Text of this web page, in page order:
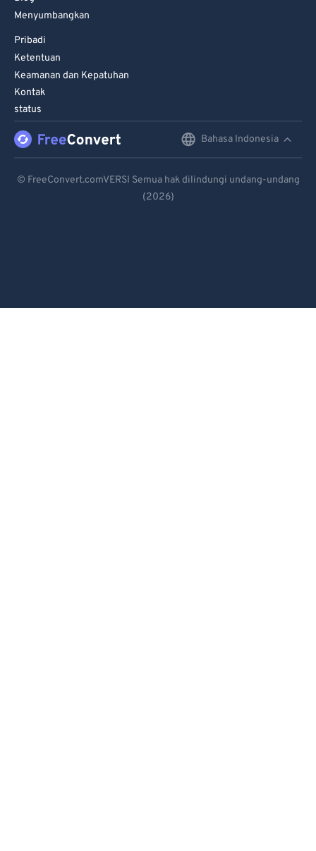
Menyumbangkan
Pribadi
Ketentuan
Keamanan dan Kepatuhan
Kontak
status
Bahasa Indonesia
Español
© FreeConvert.comVERSI Semua hak dilindungi undang-undang
(2026)